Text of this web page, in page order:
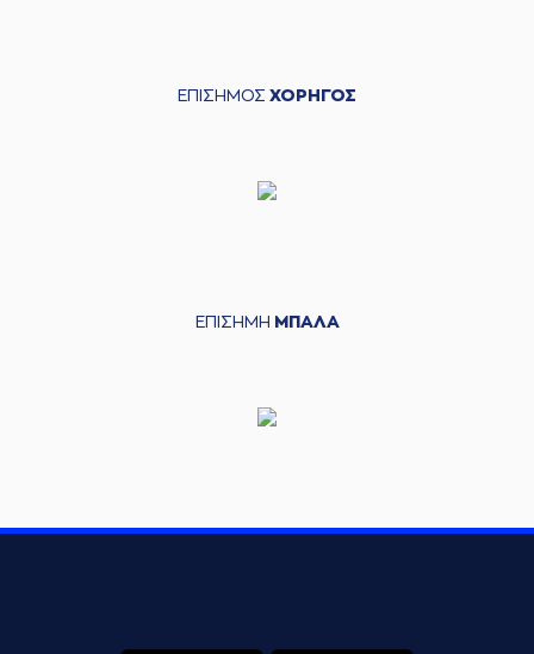
ΕΠΙΣΗΜΟΣ ΧΟΡΗΓΟΣ
ΕΠΙΣΗΜΗ ΜΠΑΛΑ